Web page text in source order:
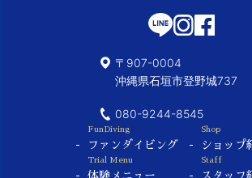
〒907-0004
沖縄県石垣市登野城737
080-9244-8545
FunDiving
ファンダイビング
Trial Menu
Shop
ショップ
Staff